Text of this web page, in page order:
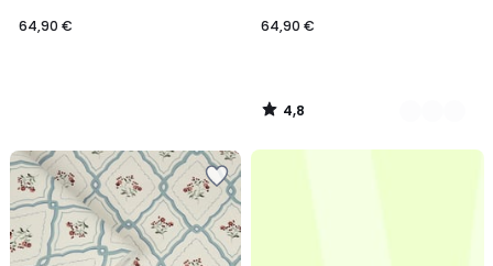
64,90 €
64,90 €
4,8
/